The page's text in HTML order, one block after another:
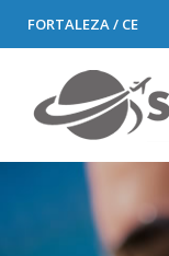
FORTALEZA / CE